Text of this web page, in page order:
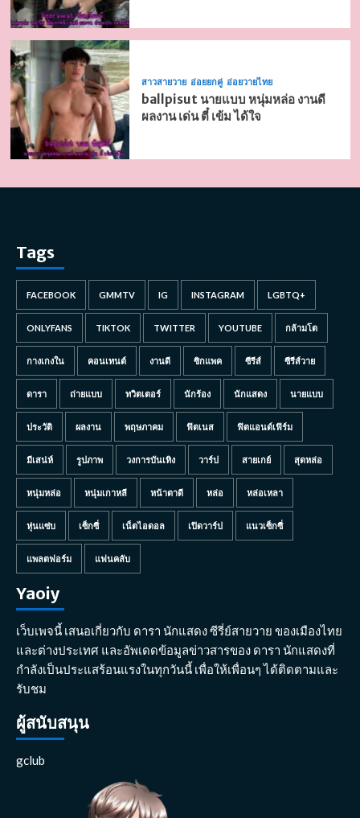
สาวสายวาย อ่อยยกคู่ อ่อยวายไทย
ballpisut นายแบบ หนุ่มหล่อ งานดี
ผลงาน เด่น ตี๋ เข้ม ได้ใจ
Tags
FACEBOOK GMMTV IG INSTAGRAM LGBTQ+
ONLYFANS TIKTOK TWITTER YOUTUBE กล้ามโต
กางเกงใน คอนเทนต์ งานดี ซิกแพค ซีรีส์ ซีรีส์วาย
ดารา ถ่ายแบบ ทวิตเตอร์ นักร้อง นักแสดง นายแบบ
ประวัติ ผลงาน พฤษภาคม ฟิตเนส ฟิตแอนด์เฟิร์ม
มีเสน่ห์ รูปภาพ วงการบันเทิง วาร์ป สายเกย์ สุดหล่อ
หนุ่มหล่อ หนุ่มเกาหลี หน้าตาดี หล่อ หล่อเหลา
หุ่นแซ่บ เซ็กซี่ เน็ตไอดอล เปิดวาร์ป แนวเซ็กซี่
แพลตฟอร์ม แฟนคลับ
Yaoiy
เว็บเพจนี้ เสนอเกี่ยวกับ ดารา นักแสดง ซีรี่ย์สายวาย ของเมืองไทย
และต่างประเทศ และอัพเดดข้อมูลข่าวสารของ ดารา นักแสดงที่
กำลังเป็นประแสร้อนแรงในทุกวันนี้ เพื่อให้เพื่อนๆ ได้ติดตามและ
รับชม
ผู้สนับสนุน
gclub